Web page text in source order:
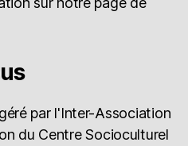
par l'Inter-Association
du Centre Socioculturel